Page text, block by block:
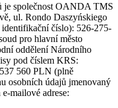
je společnost OANDA TMS
ul. Rondo Daszyńskiego
číslo): 526-275-
pro hlavní město
oddělení Národního
pod číslem KRS:
560 PLN (plně
osobních údajů jmenovaný
mailové adrese: